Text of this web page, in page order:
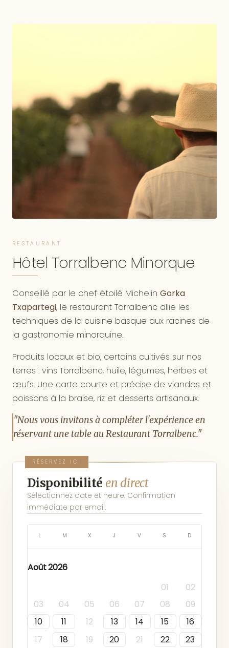
RESTAURANT
Hôtel Torralbenc Minorque
Conseillé par le chef étoilé Michelin Gorka
Txapartegi, le restaurant Torralbenc allie les
techniques de la cuisine basque aux racines de
la gastronomie minorquine.
Produits locaux et bio, certains cultivés sur nos
terres : vins Torralbenc, huile, légumes, herbes et
œufs. Une carte courte et précise de viandes et
poissons à la braise, riz et desserts artisanaux.
"Nous vous invitons à compléter l'expérience en
réservant une table au Restaurant Torralbenc."
RÉSERVEZ ICI
Disponibilité en direct
Sélectionnez date et heure. Confirmation
immédiate par email.